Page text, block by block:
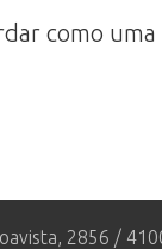
como
2856 /